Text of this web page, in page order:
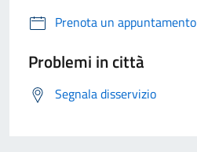
Prenota un appuntamento
Problemi in città
Segnala disservizio